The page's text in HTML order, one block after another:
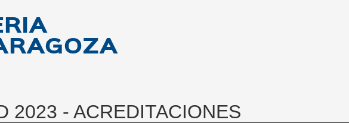
2023 - ACREDITACIONES